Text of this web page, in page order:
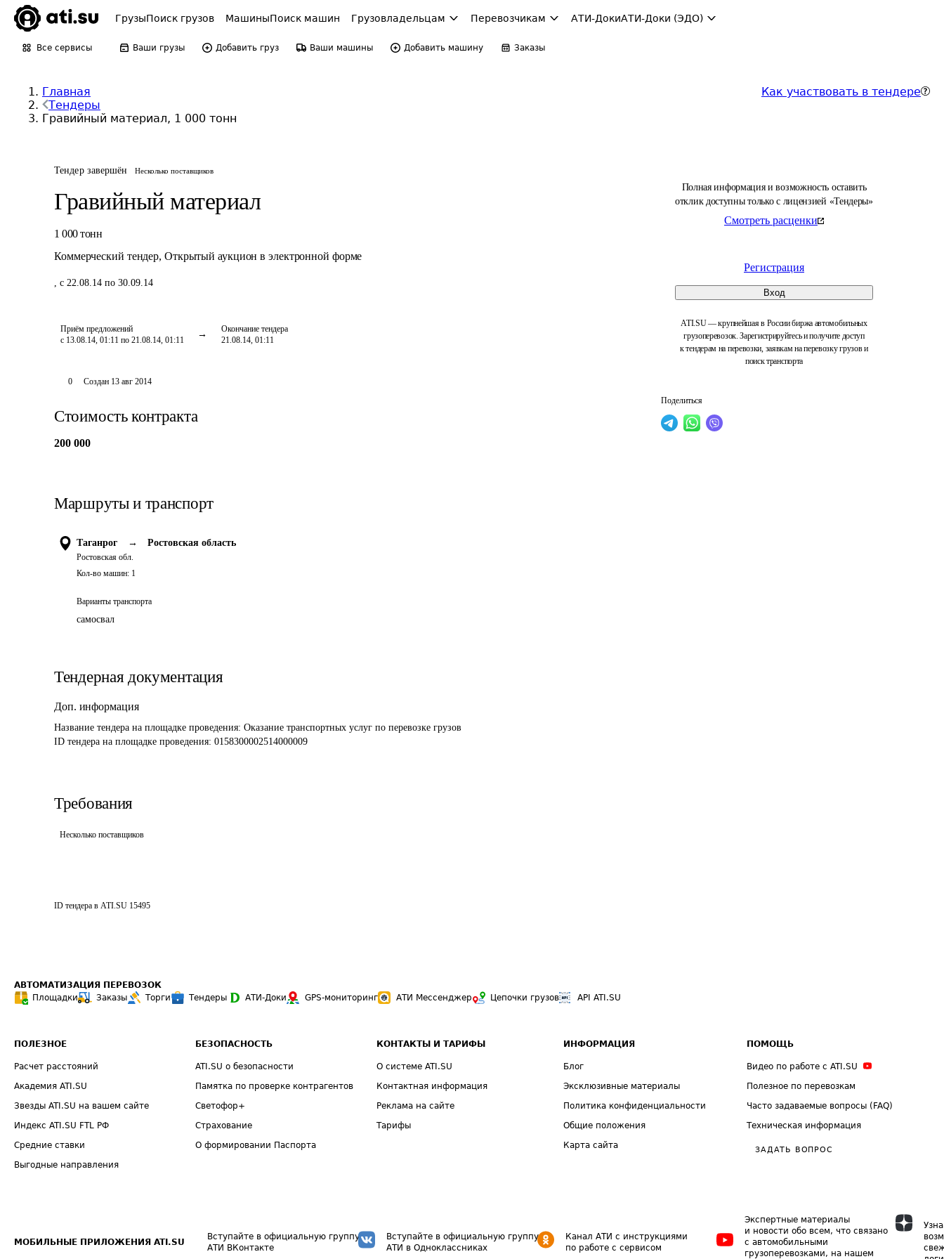
ГрузыПоиск грузов МашиныПоиск машин Грузовладельцам Перевозчикам АТИ-ДокиАТИ-Доки (ЭДО)
Все сервисы Ваши грузы Добавить груз Ваши машины Добавить машину Заказы
Главная
Тендеры
Гравийный материал, 1 000 тонн
Как участвовать в тендере
Тендер завершён Несколько поставщиков
Гравийный материал
1 000 тонн
Коммерческий тендер, Открытый аукцион в электронной форме
, с 22.08.14 по 30.09.14
Приём предложений
с 13.08.14, 01:11 по 21.08.14, 01:11
Окончание тендера
21.08.14, 01:11
Полная информация и возможность оставить
отклик доступны только с лицензией «Тендеры»
Смотреть расценки
Регистрация
Вход
ATI.SU — крупнейшая в России биржа автомобильных
грузоперевозок. Зарегистрируйтесь и получите доступ
к тендерам на перевозки, заявкам на перевозку грузов и
поиск транспорта
Поделиться
0 Создан 13 авг 2014
Стоимость контракта
200 000
Маршруты и транспорт
Таганрог →
Ростовская обл.
Ростовская область
Кол-во машин: 1
Варианты транспорта
самосвал
Тендерная документация
Доп. информация
Название тендера на площадке проведения: Оказание транспортных услуг по перевозке грузов
ID тендера на площадке проведения: 0158300002514000009
Требования
Несколько поставщиков
ID тендера в ATI.SU 15495
АВТОМАТИЗАЦИЯ ПЕРЕВОЗОК
Площадки
Заказы Торги Тендеры АТИ-Доки GPS-мониторинг АТИ Мессенджер Цепочки грузов API ATI.SU
ПОЛЕЗНОЕ
Расчет расстояний
Академия ATI.SU
Звезды ATI.SU на вашем сайте
Индекс ATI.SU FTL РФ
Средние ставки
Выгодные направления
БЕЗОПАСНОСТЬ
ATI.SU о безопасности
Памятка по проверке контрагентов
Светофор+
Страхование
О формировании Паспорта
КОНТАКТЫ И ТАРИФЫ
О системе ATI.SU
Контактная информация
Реклама на сайте
Тарифы
ИНФОРМАЦИЯ
Блог
Эксклюзивные материалы
Политика конфиденциальности
Общие положения
Карта сайта
ПОМОЩЬ
Видео по работе с ATI.SU
Полезное по перевозкам
Часто задаваемые вопросы (FAQ)
Техническая информация
ЗАДАТЬ ВОПРОС
МОБИЛЬНЫЕ ПРИЛОЖЕНИЯ ATI.SU
Вступайте в официальную группу
АТИ ВКонтакте
Вступайте в официальную группу
АТИ в Одноклассниках
Канал АТИ с инструкциями
по работе с сервисом
Экспертные материалы
и новости обо всем, что связано
с автомобильными
грузоперевозками, на нашем